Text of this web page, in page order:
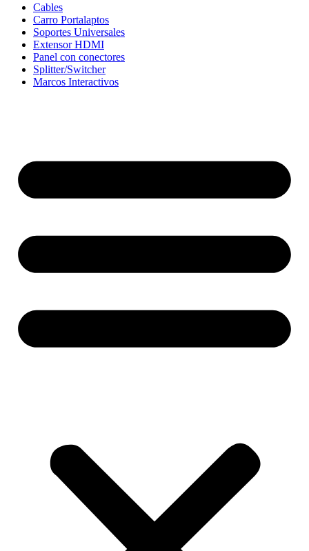
Cables
Carro Portalaptos
Soportes Universales
Extensor HDMI
Panel con conectores
Splitter/Switcher
Marcos Interactivos